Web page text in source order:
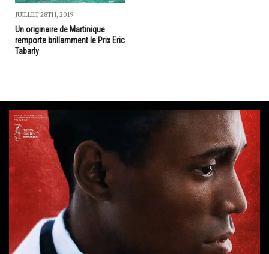
JUILLET 28TH, 2019
Un originaire de Martinique
remporte brillamment le Prix Eric
Tabarly